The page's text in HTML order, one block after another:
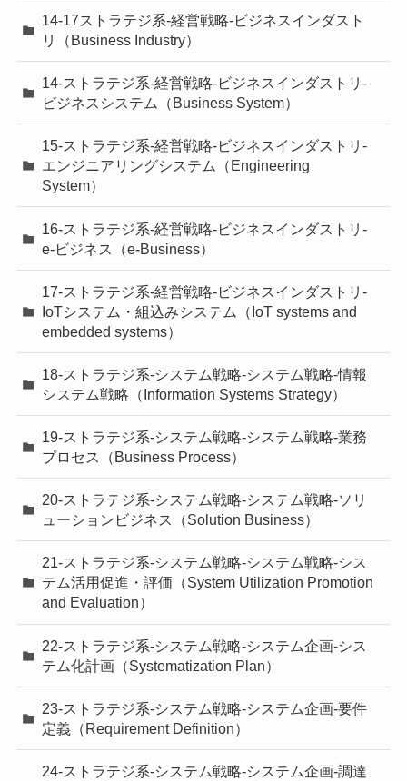
14-17ストラテジ系-経営戦略-ビジネスインダスト
リ（Business Industry）
14-ストラテジ系-経営戦略-ビジネスインダストリ-
ビジネスシステム（Business System）
15-ストラテジ系-経営戦略-ビジネスインダストリ-
エンジニアリングシステム（Engineering
System）
16-ストラテジ系-経営戦略-ビジネスインダストリ-
e-ビジネス（e-Business）
17-ストラテジ系-経営戦略-ビジネスインダストリ-
IoTシステム・組込みシステム（IoT systems and
embedded systems）
18-ストラテジ系-システム戦略-システム戦略-情報
システム戦略（Information Systems Strategy）
19-ストラテジ系-システム戦略-システム戦略-業務
プロセス（Business Process）
20-ストラテジ系-システム戦略-システム戦略-ソリ
ューションビジネス（Solution Business）
21-ストラテジ系-システム戦略-システム戦略-シス
テム活用促進・評価（System Utilization Promotion
and Evaluation）
22-ストラテジ系-システム戦略-システム企画-シス
テム化計画（Systematization Plan）
23-ストラテジ系-システム戦略-システム企画-要件
定義（Requirement Definition）
24-ストラテジ系-システム戦略-システム企画-調達